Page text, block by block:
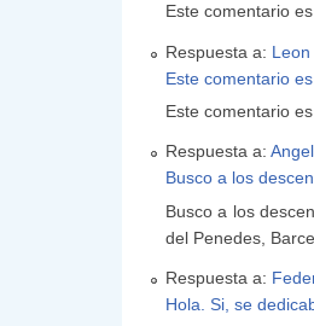
Este comentario
Respuesta a:
Este comentario
Este comentario
Respuesta a:
Busco a los
Busco a los
del Penedes,
Respuesta a:
Hola. Si, se